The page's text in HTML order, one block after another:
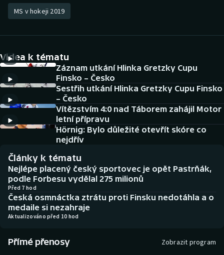
Atletika
DALŠÍ SPORTY
Americký fotbal
Baseball a softbal
Biatlon
Boby a skeleton
Box
Curling
NEPŘEHLÉDNĚTE
Historické návraty
Aplikace ČT sport
AZ kvíz
MS v hokeji 2019
Videa k tématu
Záznam utkání Hlinka Gretzky Cupu
Finsko – Česko
Sestřih utkání Hlinka Gretzky Cupu Finsko
– Česko
Vítězstvím 4:0 nad Táborem zahájil Motor
letní přípravu
Hörnig: Bylo důležité otevřít skóre co
nejdřív
Články k tématu
Nejlépe placený český sportovec je opět Pastrňák,
podle Forbesu vydělal 275 milionů
Před 7 hod
Česká osmnáctka ztrátu proti Finsku nedotáhla a o
medaile si nezahraje
Aktualizováno před 10 hod
Přímé přenosy Zobrazit program